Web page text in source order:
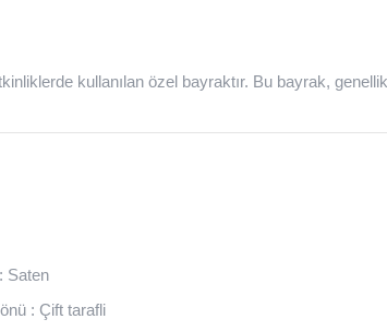
kullanılan özel bayraktır. Bu bayrak,
Saten
: Çift tarafli